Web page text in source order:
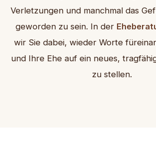
Verletzungen und manchmal das
geworden zu sein. In der
wir Sie dabei, wieder Worte
und Ihre Ehe auf ein neues,
zu stellen.